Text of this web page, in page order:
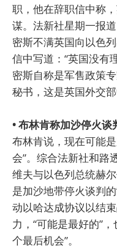
职，他在辞职信中称
谋。法新社星期一报
密斯不满英国向以色
信中写道：“英国没有
密斯自称是军售政策
秘书，这是英国外交
• 布林肯称加沙停火谈
布林肯说，现在可能
会”。综合法新社和路
维夫与以色列总统赫
是加沙地带停火谈判
动以哈达成协议以结
力，“可能是最好的”
个最后机会”。